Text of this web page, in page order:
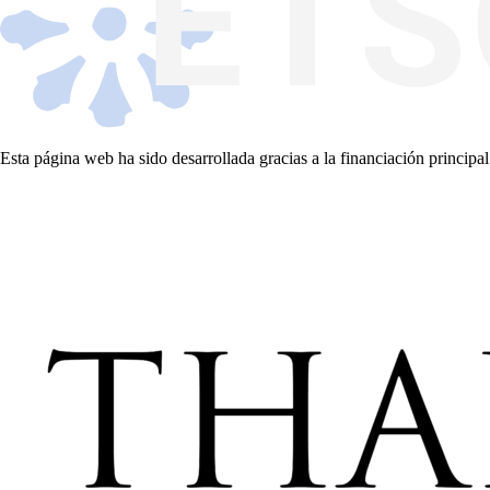
Esta página web ha sido desarrollada gracias a la financiación